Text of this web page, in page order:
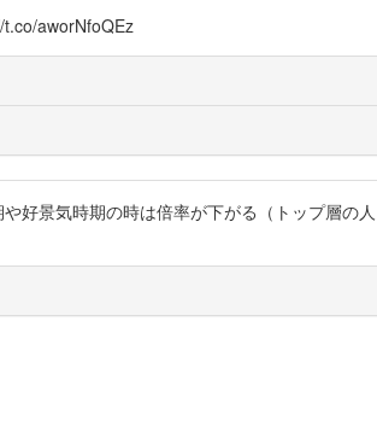
aworNfoQEz
好景気時期の時は倍率が下がる（トップ層の